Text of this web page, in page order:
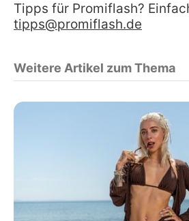
Tipps für Promiflash?
tipps@promiflash.de
Weitere Artikel zum Thema